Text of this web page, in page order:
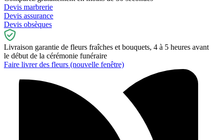
Devis marbrerie
Devis assurance
Devis obsèques
Livraison garantie de fleurs fraîches et bouquets, 4 à 5 heures avant
le début de la cérémonie funéraire
Faire livrer des fleurs (nouvelle fenêtre)